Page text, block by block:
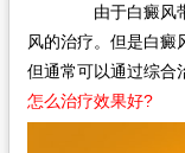
白癜风常识
白癜风人群
白癜风部位
由于白癜风带
风的治疗。但是白癜
但通常可以通过综合
怎么治疗效果好?